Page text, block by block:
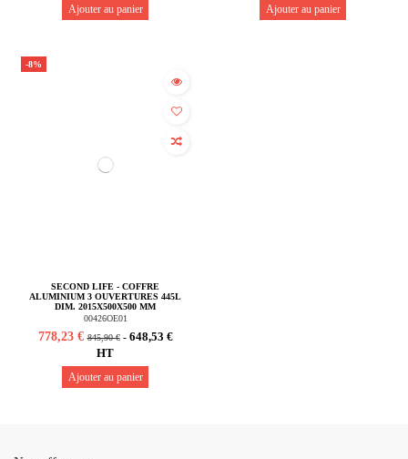
Ajouter au panier Ajouter au panier
-8%
SECOND LIFE - COFFRE
ALUMINIUM 3 OUVERTURES 445L
DIM. 2015X500X500 MM
00426OE01
778,23 €845,90 € - 648,53 €
HT
Ajouter au panier